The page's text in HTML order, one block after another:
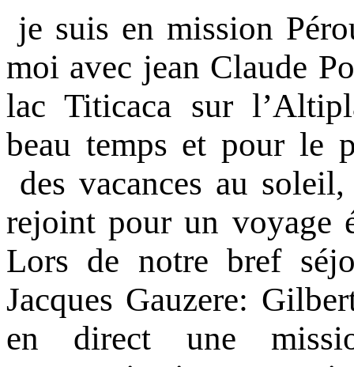
je suis en mission
moi avec jean Claude
lac Titicaca sur
beau temps et pour le
des vacances au
rejoint pour un voyage
Lors de notre bref
Jacques Gauzere:
en direct une